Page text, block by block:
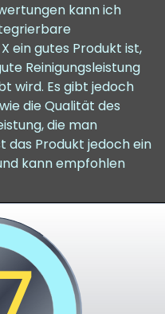
kann ich
X ein gutes Produkt ist,
Reinigungsleistung
wird. Es gibt jedoch
die Qualität des
die man
das Produkt jedoch ein
kann empfohlen